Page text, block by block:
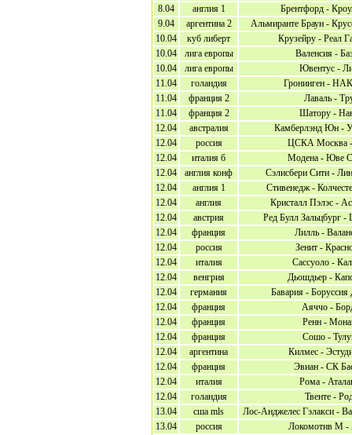
8.04
англия 1
Брентфорд -
9.04
аргентина 2
Альмиранте Браун -
10.04
куб либерт
Крузейру - Реал
10.04
лига европы
Валенсия -
10.04
лига европы
Ювентус -
11.04
голандия
Гронинген -
11.04
франция 2
Лаваль -
11.04
франция 2
Шатору -
12.04
австралия
Камберлэнд Юн -
12.04
россия
ЦСКА Москва
12.04
италия б
Модена - Юве
12.04
англия конф
Сэлисбери Сити -
12.04
англия 1
Стивенедж -
12.04
англия
Кристалл Пэлэс -
12.04
австрия
Ред Булл Зальцбург
12.04
франция
Лилль -
12.04
россия
Зенит -
12.04
италия
Сассуоло -
12.04
венгрия
Дьошдьер -
12.04
германия
Бавария -
12.04
франция
Аяччо -
12.04
франция
Ренн -
12.04
франция
Сошо -
12.04
аргентина
Килмес -
12.04
франция
Эвиан - СК
12.04
италия
Рома -
12.04
голандия
Твенте -
13.04
сша mls
Лос-Анджелес Гэлакси -
13.04
россия
Локомотив М -